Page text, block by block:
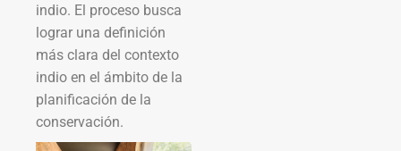
indio. El proceso busca
lograr una definición
más clara del contexto
indio en el ámbito de la
planificación de la
conservación.